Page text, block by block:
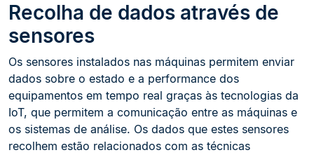
Recolha de dados através de
sensores
Os sensores instalados nas máquinas permitem enviar
dados sobre o estado e a performance dos
equipamentos em tempo real graças às tecnologias da
IoT, que permitem a comunicação entre as máquinas e
os sistemas de análise. Os dados que estes sensores
recolhem estão relacionados com as técnicas